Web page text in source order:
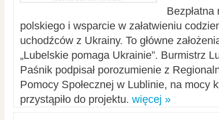
polskiego i wsparcie w załatwieniu
uchodźców z Ukrainy. To główne
„Lubelskie pomaga Ukrainie”. Burmistrz
Paśnik podpisał porozumienie z
Pomocy Społecznej w Lublinie, na mocy
przystąpiło do projektu. więcej »